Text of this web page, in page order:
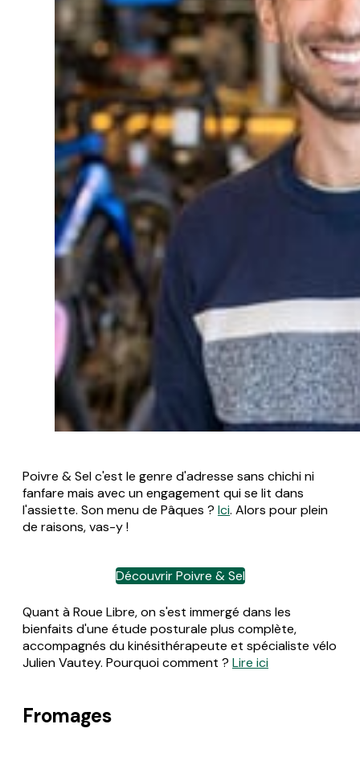
Poivre & Sel c'est le genre d'adresse sans chichi ni
fanfare mais avec un engagement qui se lit dans
l'assiette. Son menu de Pâques ? Ici. Alors pour plein
de raisons, vas-y !
Découvrir Poivre & Sel
Quant à Roue Libre, on s'est immergé dans les
bienfaits d'une étude posturale plus complète,
accompagnés du kinésithérapeute et spécialiste vélo
Julien Vautey. Pourquoi comment ? Lire ici
Fromages